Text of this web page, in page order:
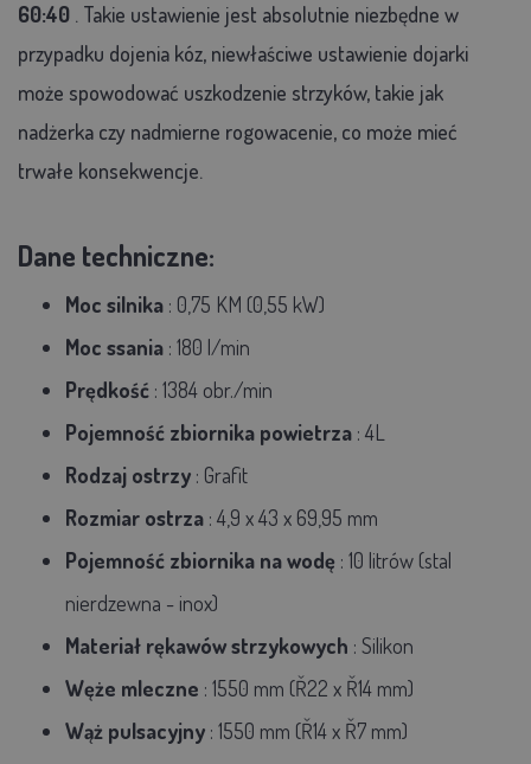
60:40 . Takie ustawienie jest absolutnie niezbędne w
przypadku dojenia kóz, niewłaściwe ustawienie dojarki
może spowodować uszkodzenie strzyków, takie jak
nadżerka czy nadmierne rogowacenie, co może mieć
trwałe konsekwencje.
Dane techniczne:
Moc silnika : 0,75 KM (0,55 kW)
Moc ssania : 180 l/min
Prędkość : 1384 obr./min
Pojemność zbiornika powietrza : 4L
Rodzaj ostrzy : Grafit
Rozmiar ostrza : 4,9 x 43 x 69,95 mm
Pojemność zbiornika na wodę : 10 litrów (stal
nierdzewna - inox)
Materiał rękawów strzykowych : Silikon
Węże mleczne : 1550 mm (Ř22 x Ř14 mm)
Wąż pulsacyjny : 1550 mm (Ř14 x Ř7 mm)